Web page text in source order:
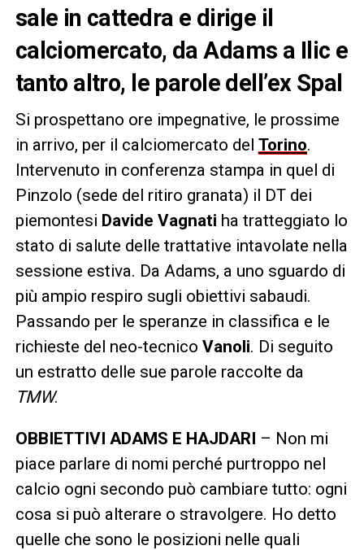
sale in cattedra e dirige il
calciomercato, da Adams a Ilic e
tanto altro, le parole dell’ex Spal
Si prospettano ore impegnative, le prossime
in arrivo, per il calciomercato del Torino.
Intervenuto in conferenza stampa in quel di
Pinzolo (sede del ritiro granata) il DT dei
piemontesi Davide Vagnati ha tratteggiato lo
stato di salute delle trattative intavolate nella
sessione estiva. Da Adams, a uno sguardo di
più ampio respiro sugli obiettivi sabaudi.
Passando per le speranze in classifica e le
richieste del neo-tecnico Vanoli. Di seguito
un estratto delle sue parole raccolte da
TMW.
OBBIETTIVI ADAMS E HAJDARI – Non mi
piace parlare di nomi perché purtroppo nel
calcio ogni secondo può cambiare tutto: ogni
cosa si può alterare o stravolgere. Ho detto
quelle che sono le posizioni nelle quali